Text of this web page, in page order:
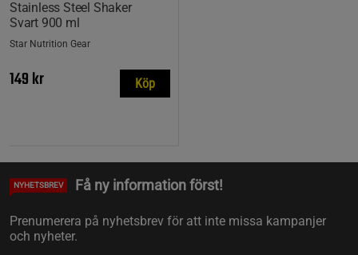
Stainless Steel Shaker
Svart 900 ml
Star Nutrition Gear
149 kr Köp
NYHETSBREV Få ny information först!
Prenumerera på nyhetsbrev för att inte missa kampanjer
och nyheter.